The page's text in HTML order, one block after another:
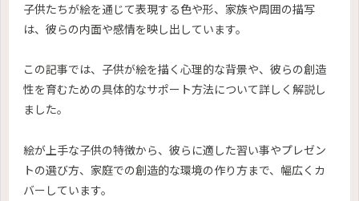
子供たちが絵を通じて表現する色や形、家族や周囲の描写
は、彼らの内面や感情を映し出しています。
この記事では、子供が絵を描く心理的な背景や、彼らの創造
性を育むための具体的なサポート方法について詳しく解説し
ました。
絵が上手な子供の特徴から、彼らに適した習い事やプレゼン
トの選び方、家庭での創造的な環境の作り方まで、幅広くカ
バーしています。